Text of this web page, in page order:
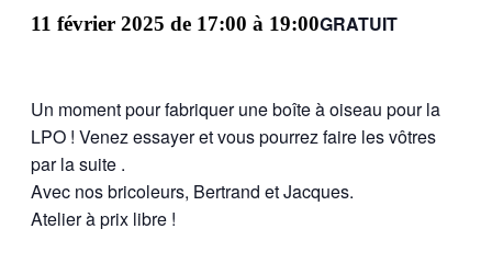
11 février 2025 de 17:00 à 19:00GRATUIT
Un moment pour fabriquer une boîte à oiseau pour la
LPO ! Venez essayer et vous pourrez faire les vôtres
par la suite .
Avec nos bricoleurs, Bertrand et Jacques.
Atelier à prix libre !